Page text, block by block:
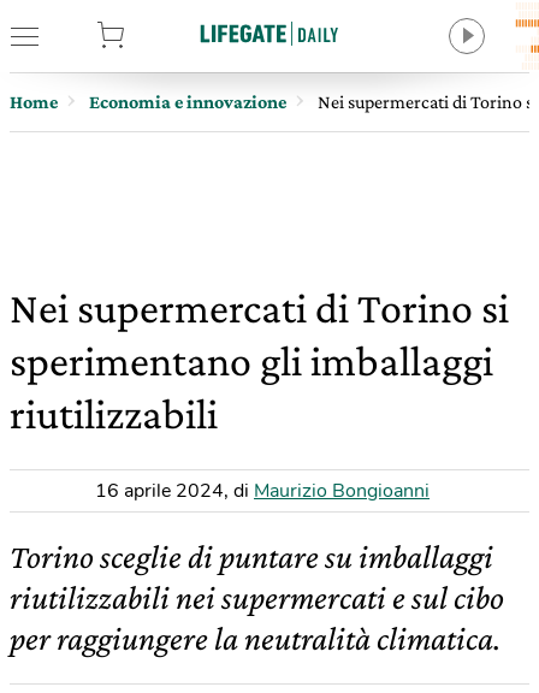
Home Economia e innovazione Nei supermercati di Torino
Nei supermercati di Torino si
sperimentano gli imballaggi
riutilizzabili
16 aprile 2024, di Maurizio Bongioanni
Torino sceglie di puntare su imballaggi
riutilizzabili nei supermercati e sul cibo
per raggiungere la neutralità climatica.